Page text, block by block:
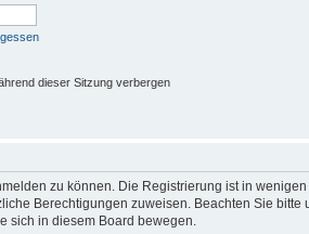
dieser Sitzung verbergen
zu können. Die Registrierung ist in
Berechtigungen zuweisen. Beachten Sie
sich in diesem Board bewegen.